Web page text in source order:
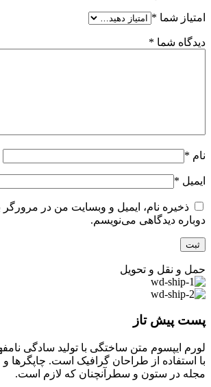
امتیاز شما *
دیدگاه شما *
نام *
ایمیل *
ذخیره نام، ایمیل و وبسایت من در مرورگر
دوباره دیدگاهی می‌نویسم.
حمل و نقل و تحویل
پست پیش تاز
لورم ایپسوم متن ساختگی با تولید سادگی
با استفاده از طراحان گرافیک است. چاپگرها و
مجله در ستون و سطرآنچنان که لازم است.